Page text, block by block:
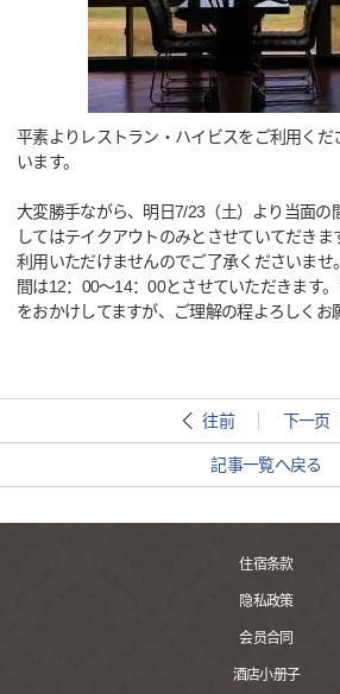
平素よりレストラン・ハイビスをご利用くだ
います。
大変勝手ながら、明日7/23（土）より当面の
してはテイクアウトのみとさせていてだき
利用いただけませんのでご了承くださいませ
間は12：00～14：00とさせていただきます
をおかけしてますが、ご理解の程よろしくお
往前 下一页
記事一覧へ戻る
住宿条款
隐私政策
会员合同
酒店小册子